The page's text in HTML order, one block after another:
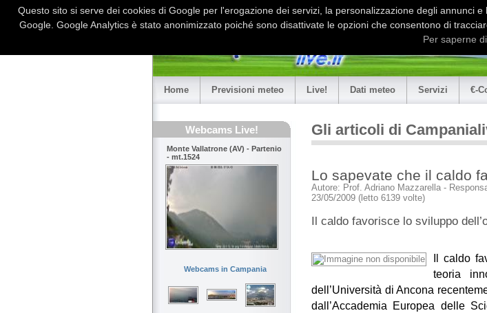
Home Previsioni meteo Live! Dati meteo Servizi €-
Webcams Live!
Monte Vallatrone (AV) - Partenio
- mt.1524
Webcams in Campania
Gli articoli di
Lo sapevate che il caldo
Autore: Prof. Adriano Mazzarella -
23/05/2009 (letto 6139 volte)
Il caldo favorisce lo sviluppo
Il caldo
teoria
dell’Università di Ancona
dall’Accademia Europea delle
Questo sito si serve dei cookies di Google per l'erogazione dei servizi, la personalizzazione degli annunci
Google. Google Analytics è stato anonimizzato poiché sono disattivate le opzioni che consentono di
Per saperne